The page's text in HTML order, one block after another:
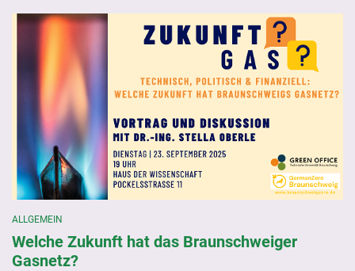
ALLGEMEIN
Welche Zukunft hat das Braunschweiger
Gasnetz?